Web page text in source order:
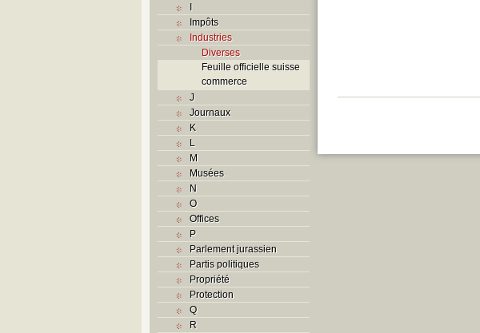
I
Impôts
Industries
Diverses
Feuille officielle suisse
commerce
J
Journaux
K
L
M
Musées
N
O
Offices
P
Parlement jurassien
Partis politiques
Propriété
Protection
Q
R